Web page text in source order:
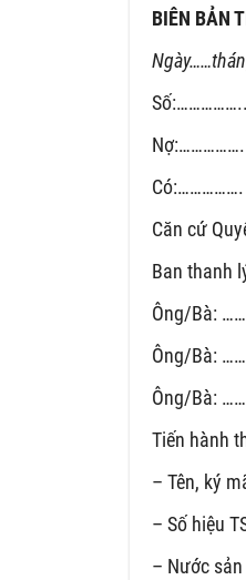
BIÊN BẢN
Số:……………..
Nợ:…………….
Có:…………….
Căn cứ
Ban thanh
Ông/Bà:
Ông/Bà:
Ông/Bà:
Tiến hành
– Tên, ký
– Số hiệu
– Nước